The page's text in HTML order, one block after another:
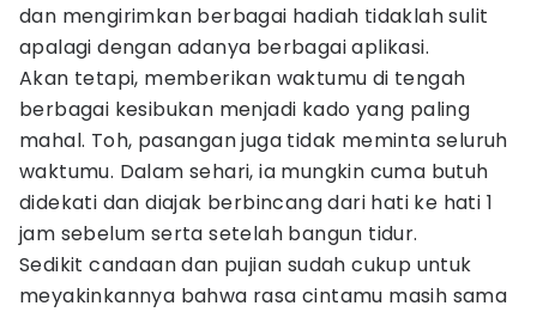
dan mengirimkan berbagai hadiah tidaklah sulit
apalagi dengan adanya berbagai aplikasi.
Akan tetapi, memberikan waktumu di tengah
berbagai kesibukan menjadi kado yang paling
mahal. Toh, pasangan juga tidak meminta seluruh
waktumu. Dalam sehari, ia mungkin cuma butuh
didekati dan diajak berbincang dari hati ke hati 1
jam sebelum serta setelah bangun tidur.
Sedikit candaan dan pujian sudah cukup untuk
meyakinkannya bahwa rasa cintamu masih sama